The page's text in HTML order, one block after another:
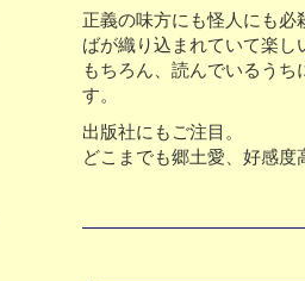
正義の味方にも怪人にも
ばが織り込まれていて楽し
もちろん、読んでいるう
す。
出版社にもご注目。
どこまでも郷土愛、好感度